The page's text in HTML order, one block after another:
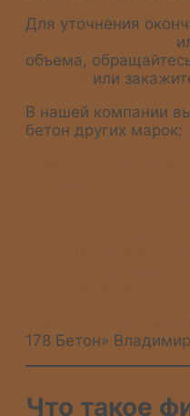
Для уточнения
объема,
или
В нашей компании
бетон других марок:
178 Бетон» Владимир
Что такое